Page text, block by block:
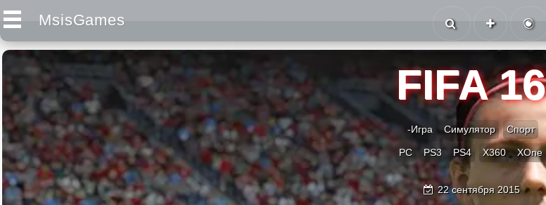
MsisGames
FIFA 16
-Игра Симулятор Спорт
PC PS3 PS4 X360 XOne
22 сентября 2015